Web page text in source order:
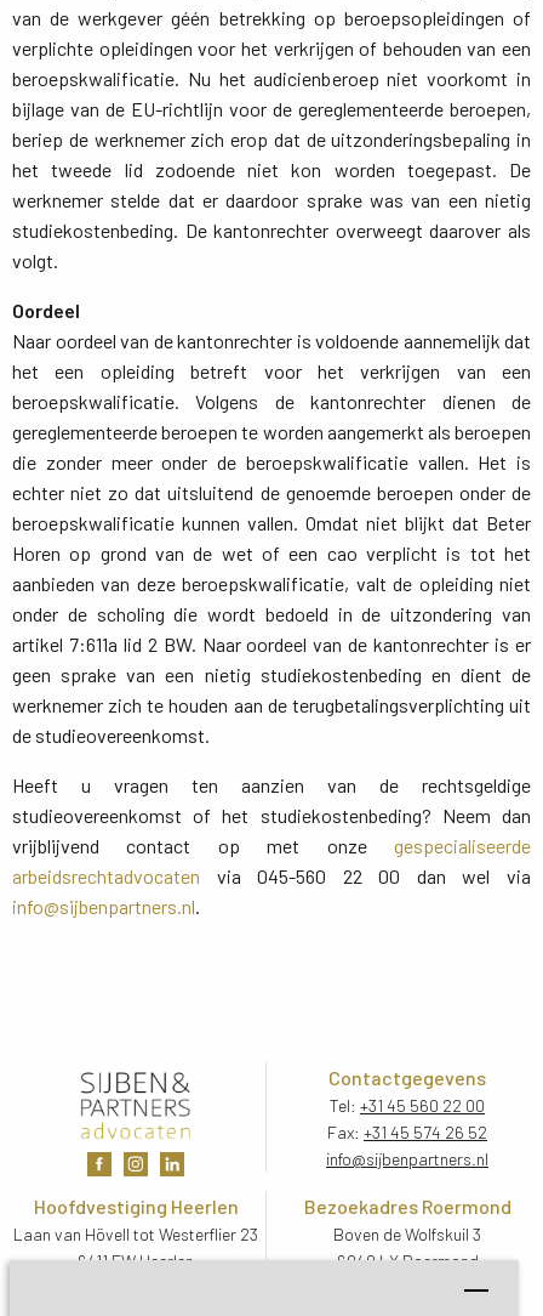
van de werkgever géén betrekking op beroepsopleidingen of
verplichte opleidingen voor het verkrijgen of behouden van een
beroepskwalificatie. Nu het audicienberoep niet voorkomt in
bijlage van de EU-richtlijn voor de gereglementeerde beroepen,
beriep de werknemer zich erop dat de uitzonderingsbepaling in
het tweede lid zodoende niet kon worden toegepast. De
werknemer stelde dat er daardoor sprake was van een nietig
studiekostenbeding. De kantonrechter overweegt daarover als
volgt.
Oordeel
Naar oordeel van de kantonrechter is voldoende aannemelijk dat
het een opleiding betreft voor het verkrijgen van een
beroepskwalificatie. Volgens de kantonrechter dienen de
gereglementeerde beroepen te worden aangemerkt als beroepen
die zonder meer onder de beroepskwalificatie vallen. Het is
echter niet zo dat uitsluitend de genoemde beroepen onder de
beroepskwalificatie kunnen vallen. Omdat niet blijkt dat Beter
Horen op grond van de wet of een cao verplicht is tot het
aanbieden van deze beroepskwalificatie, valt de opleiding niet
onder de scholing die wordt bedoeld in de uitzondering van
artikel 7:611a lid 2 BW. Naar oordeel van de kantonrechter is er
geen sprake van een nietig studiekostenbeding en dient de
werknemer zich te houden aan de terugbetalingsverplichting uit
de studieovereenkomst.
Heeft u vragen ten aanzien van de rechtsgeldige
studieovereenkomst of het studiekostenbeding? Neem dan
vrijblijvend contact op met onze gespecialiseerde
arbeidsrechtadvocaten via 045-560 22 00 dan wel via
info@sijbenpartners.nl.
Contactgegevens
Tel: +31 45 560 22 00
Fax: +31 45 574 26 52
info@sijbenpartners.nl
Hoofdvestiging Heerlen
Laan van Hövell tot Westerflier 23
6411 EW Heerlen
Bezoekadres Roermond
Boven de Wolfskuil 3
6049 LX Roermond
Routebeschrijving